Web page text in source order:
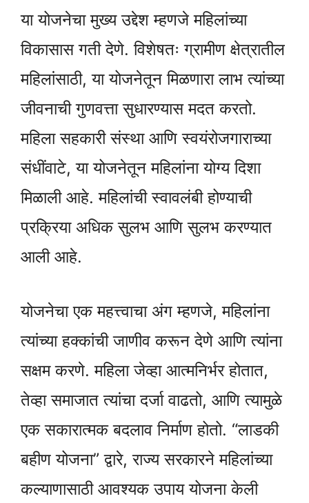
या योजनेचा मुख्य उद्देश म्हणजे महिलांच्या
विकासास गती देणे. विशेषतः ग्रामीण क्षेत्रातील
महिलांसाठी, या योजनेतून मिळणारा लाभ त्यांच्या
जीवनाची गुणवत्ता सुधारण्यास मदत करतो.
महिला सहकारी संस्था आणि स्वयंरोजगाराच्या
संधींवाटे, या योजनेतून महिलांना योग्य दिशा
मिळाली आहे. महिलांची स्वावलंबी होण्याची
प्रक्रिया अधिक सुलभ आणि सुलभ करण्यात
आली आहे.
योजनेचा एक महत्त्वाचा अंग म्हणजे, महिलांना
त्यांच्या हक्कांची जाणीव करून देणे आणि त्यांना
सक्षम करणे. महिला जेव्हा आत्मनिर्भर होतात,
तेव्हा समाजात त्यांचा दर्जा वाढतो, आणि त्यामुळे
एक सकारात्मक बदलाव निर्माण होतो. “लाडकी
बहीण योजना” द्वारे, राज्य सरकारने महिलांच्या
कल्याणासाठी आवश्यक उपाय योजना केली